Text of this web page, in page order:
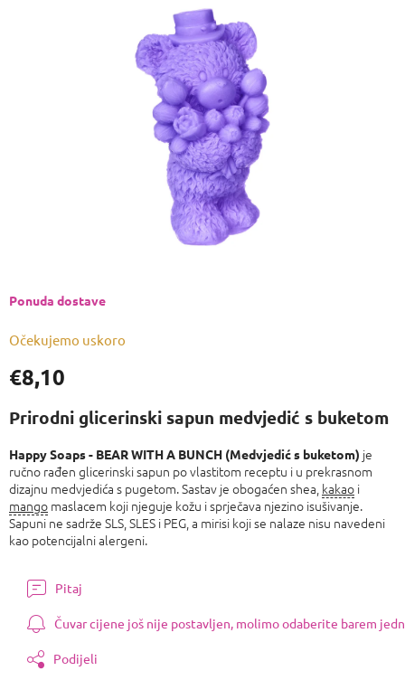
zvjezdica.
€8,10
Izmjeri
cijenu:
Očekujemo uskoro
Ponuda dostave
Prirodni glicerinski sapun medvjedić s buketom
Happy Soaps - BEAR WITH A BUNCH (Medvjedić s buketom) je
ručno rađen glicerinski sapun po vlastitom receptu i u prekrasnom
dizajnu medvjedića s pugetom. Sastav je obogaćen shea, kakao i
mango maslacem koji njeguje kožu i sprječava njezino isušivanje.
Sapuni ne sadrže SLS, SLES i PEG, a mirisi koji se nalaze nisu navedeni
kao potencijalni alergeni.
Pitaj
Čuvar cijene još nije postavljen, molimo odaberite barem
Podijeli